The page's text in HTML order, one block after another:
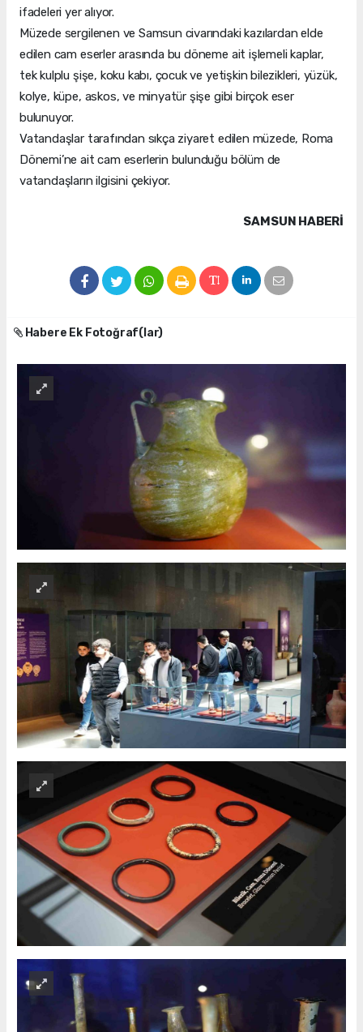
ifadeleri yer alıyor.
Müzede sergilenen ve Samsun civarındaki kazılardan elde
edilen cam eserler arasında bu döneme ait işlemeli kaplar,
tek kulplu şişe, koku kabı, çocuk ve yetişkin bilezikleri, yüzük,
kolye, küpe, askos, ve minyatür şişe gibi birçok eser
bulunuyor.
Vatandaşlar tarafından sıkça ziyaret edilen müzede, Roma
Dönemi’ne ait cam eserlerin bulunduğu bölüm de
vatandaşların ilgisini çekiyor.
SAMSUN HABERİ
Habere Ek Fotoğraf(lar)